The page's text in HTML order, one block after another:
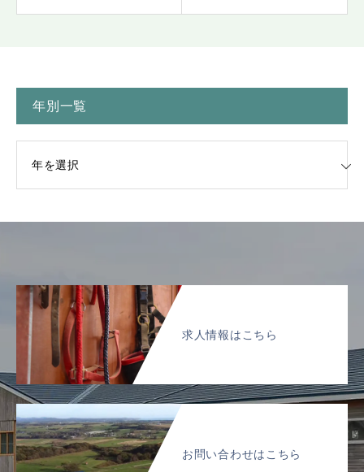
年別一覧
求人情報はこちら
お問い合わせはこちら